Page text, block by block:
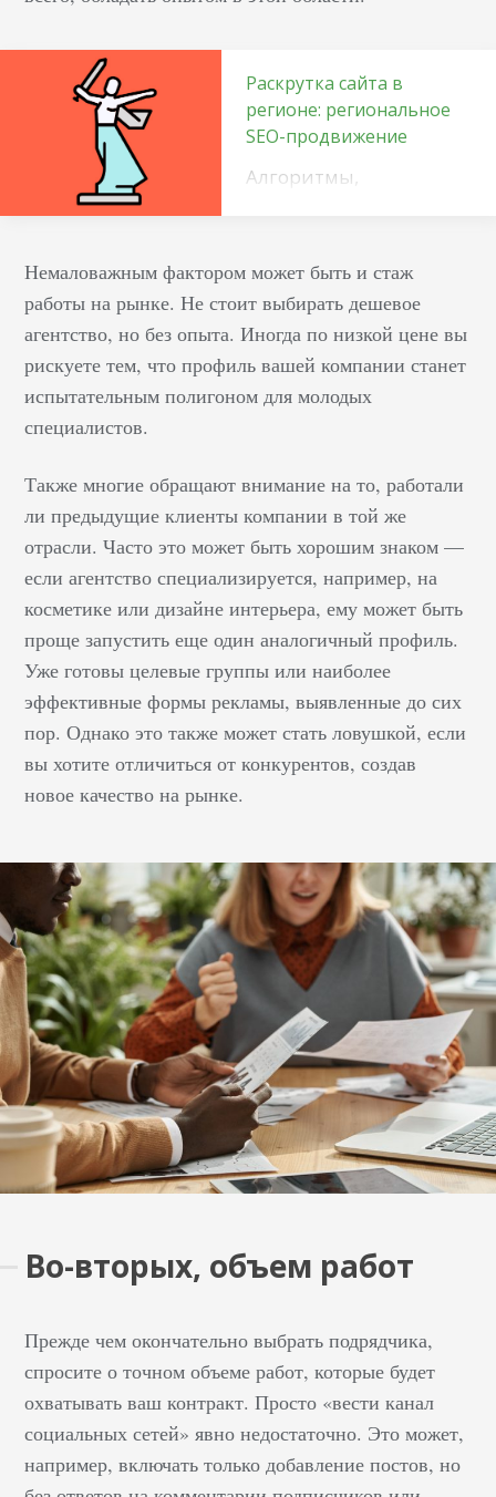
Раскрутка сайта в
регионе: региональное
SEO-продвижение
Алгоритмы,
системами, учитывают
не только содержание
запроса, но и
местоположение
пользователя.
Подобная
настраивать
рекламные
предложения точечно,
улучшая конверсию,
однако вместе с тем
подразумевает
необходимость
соблюдения
географического
соответствия при
интернете.
Своевременное
предоставление
нужных данных
повышает вероятность
попадания в топ
выдачи по
конкретному городу и,
как следствие,
увеличивает охват
целевой аудитории.
Что нужно для
правильно продвигать
нюансы стоит
обратить особое
внимание? Давайте
разбираться.…
Немаловажным фактором может быть и стаж
работы на рынке. Не стоит выбирать дешевое
агентство, но без опыта. Иногда по низкой цене вы
рискуете тем, что профиль вашей компании станет
испытательным полигоном для молодых
специалистов.
Также многие обращают внимание на то, работали
ли предыдущие клиенты компании в той же
отрасли. Часто это может быть хорошим знаком —
если агентство специализируется, например, на
косметике или дизайне интерьера, ему может быть
проще запустить еще один аналогичный профиль.
Уже готовы целевые группы или наиболее
эффективные формы рекламы, выявленные до сих
пор. Однако это также может стать ловушкой, если
вы хотите отличиться от конкурентов, создав
новое качество на рынке.
Во-вторых, объем работ
Прежде чем окончательно выбрать подрядчика,
спросите о точном объеме работ, которые будет
охватывать ваш контракт. Просто «вести канал
социальных сетей» явно недостаточно. Это может,
например, включать только добавление постов, но